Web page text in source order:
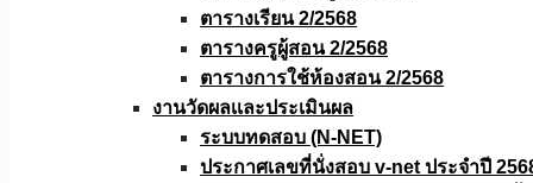
ตารางเรียน 2/2568
ตารางครูผู้สอน 2/2568
ตารางการใช้ห้องสอน 2/2568
งานวัดผลเเละประเมินผล
ระบบทดสอบ (N-NET)
ประกาศเลขที่นั่งสอบ v-net ประจำปี